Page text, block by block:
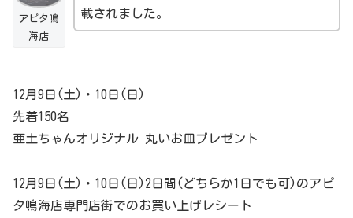
アピタ鳴
海店
載されました。
12月9日(土)・10日(日)
先着150名
亜土ちゃんオリジナル 丸いお皿プレゼント
12月9日(土)・10日(日)2日間(どちらか1日でも可)のアピ
タ鳴海店専門店街でのお買い上げレシート